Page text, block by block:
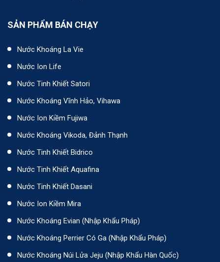
SẢN PHẨM BÁN CHẠY
Nước Khoáng La Vie
Nước Ion Life
Nước Tinh Khiết Satori
Nước Khoáng Vĩnh Hảo, Vihawa
Nước Ion Kiềm Fujiwa
Nước Khoáng Vikoda, Đảnh Thạnh
Nước Tinh Khiết Bidrico
Nước Tinh Khiết Aquafina
Nước Tinh Khiết Dasani
Nước Ion Kiềm Mira
Nước Khoáng Evian (Nhập Khẩu Pháp)
Nước Khoáng Perrier Có Ga (nhập Khẩu Pháp)
Nước Khoáng Núi Lửa Jeju (nhập Khẩu Hàn Quốc)